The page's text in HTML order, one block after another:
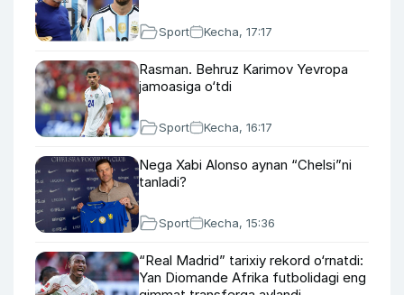
Sport Kecha, 17:17
Rasman. Behruz Karimov Yevropa
jamoasiga o‘tdi
Sport Kecha, 16:17
Nega Xabi Alonso aynan “Chelsi”ni
tanladi?
Sport Kecha, 15:36
“Real Madrid” tarixiy rekord o‘rnatdi:
Yan Diomande Afrika futbolidagi eng